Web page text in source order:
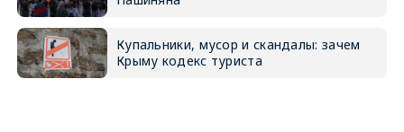
Купальники, мусор и скандалы: зачем
Крыму кодекс туриста